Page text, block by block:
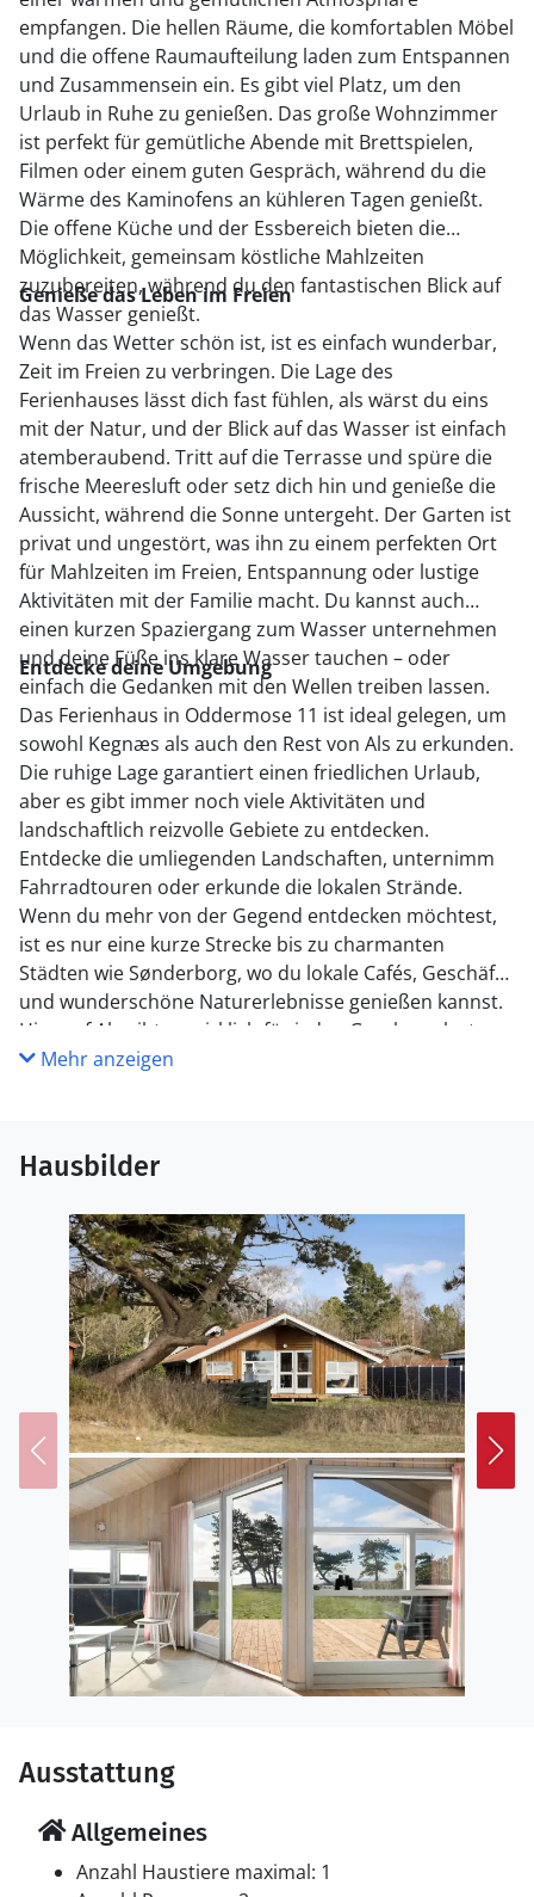
empfangen. Die hellen Räume, die komfortablen Möbel
und die offene Raumaufteilung laden zum Entspannen
und Zusammensein ein. Es gibt viel Platz, um den
Urlaub in Ruhe zu genießen. Das große Wohnzimmer
ist perfekt für gemütliche Abende mit Brettspielen,
Filmen oder einem guten Gespräch, während du die
Wärme des Kaminofens an kühleren Tagen genießt.
Die offene Küche und der Essbereich bieten die
Möglichkeit, gemeinsam köstliche Mahlzeiten
zuzubereiten, während du den fantastischen Blick auf
das Wasser genießt.
Genieße das Leben im Freien
Wenn das Wetter schön ist, ist es einfach wunderbar,
Zeit im Freien zu verbringen. Die Lage des
Ferienhauses lässt dich fast fühlen, als wärst du eins
mit der Natur, und der Blick auf das Wasser ist einfach
atemberaubend. Tritt auf die Terrasse und spüre die
frische Meeresluft oder setz dich hin und genieße die
Aussicht, während die Sonne untergeht. Der Garten ist
privat und ungestört, was ihn zu einem perfekten Ort
für Mahlzeiten im Freien, Entspannung oder lustige
Aktivitäten mit der Familie macht. Du kannst auch
einen kurzen Spaziergang zum Wasser unternehmen
und deine Füße ins klare Wasser tauchen – oder
einfach die Gedanken mit den Wellen treiben lassen.
Entdecke deine Umgebung
Das Ferienhaus in Oddermose 11 ist ideal gelegen, um
sowohl Kegnæs als auch den Rest von Als zu erkunden.
Die ruhige Lage garantiert einen friedlichen Urlaub,
aber es gibt immer noch viele Aktivitäten und
landschaftlich reizvolle Gebiete zu entdecken.
Entdecke die umliegenden Landschaften, unternimm
Fahrradtouren oder erkunde die lokalen Strände.
Wenn du mehr von der Gegend entdecken möchtest,
ist es nur eine kurze Strecke bis zu charmanten
Städten wie Sønderborg, wo du lokale Cafés, Geschäfte
und wunderschöne Naturerlebnisse genießen kannst.
Hier auf Als gibt es wirklich für jeden Geschmack etwas,
und du wirst einen Urlaub erleben, der sowohl
Mehr anzeigen
Hausbilder
Ausstattung
Allgemeines
Anzahl Haustiere maximal: 1